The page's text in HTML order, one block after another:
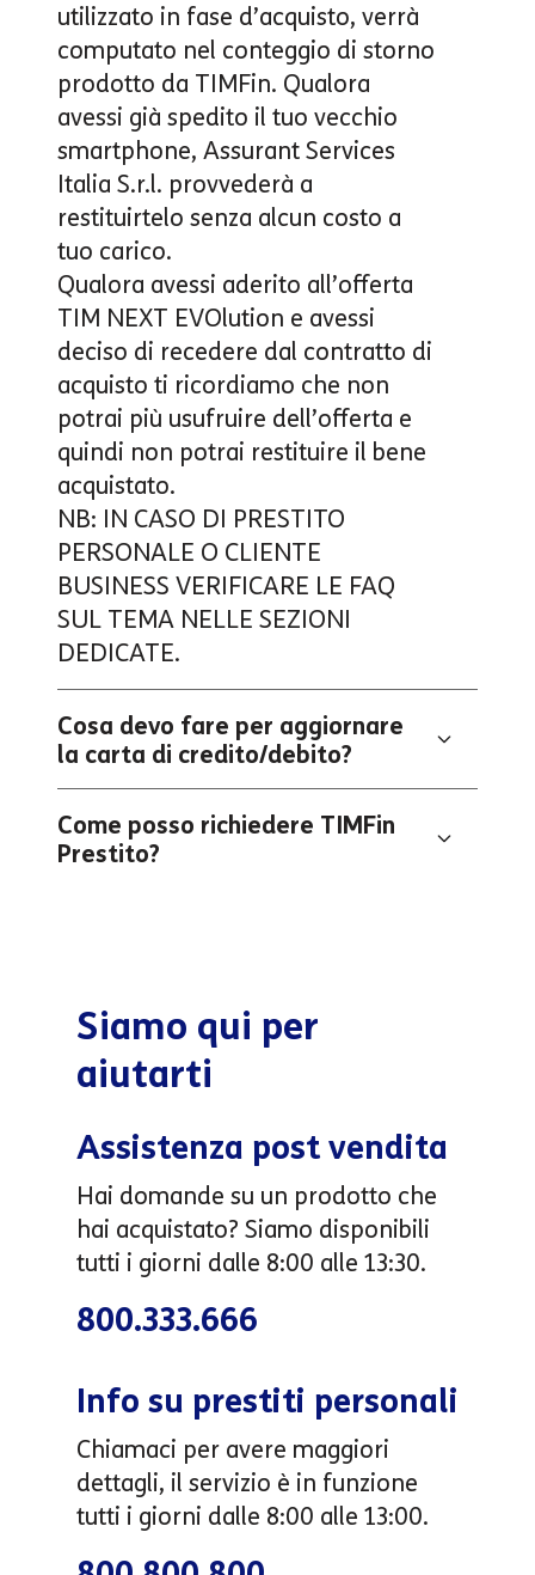
utilizzato in fase d’acquisto, verrà
computato nel conteggio di storno
prodotto da TIMFin. Qualora
avessi già spedito il tuo vecchio
smartphone, Assurant Services
Italia S.r.l. provvederà a
restituirtelo senza alcun costo a
tuo carico.
Qualora avessi aderito all’offerta
TIM NEXT EVOlution e avessi
deciso di recedere dal contratto di
acquisto ti ricordiamo che non
potrai più usufruire dell’offerta e
quindi non potrai restituire il bene
acquistato.
NB: IN CASO DI PRESTITO
PERSONALE O CLIENTE
BUSINESS VERIFICARE LE FAQ
SUL TEMA NELLE SEZIONI
DEDICATE.
Cosa devo fare per aggiornare
la carta di credito/debito?
Come posso richiedere TIMFin
Prestito?
Siamo qui per
aiutarti
Assistenza post vendita
Hai domande su un prodotto che
hai acquistato? Siamo disponibili
tutti i giorni dalle 8:00 alle 13:30.
800.333.666
Info su prestiti personali
Chiamaci per avere maggiori
dettagli, il servizio è in funzione
tutti i giorni dalle 8:00 alle 13:00.